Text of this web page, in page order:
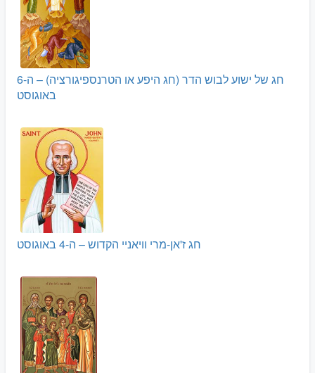
חג של ישוע לבוש הדר (חג היפע או הטרנספיגורציה) – ה-6
באוגוסט
חג ז'אן-מרי וויאניי הקדוש – ה-4 באוגוסט